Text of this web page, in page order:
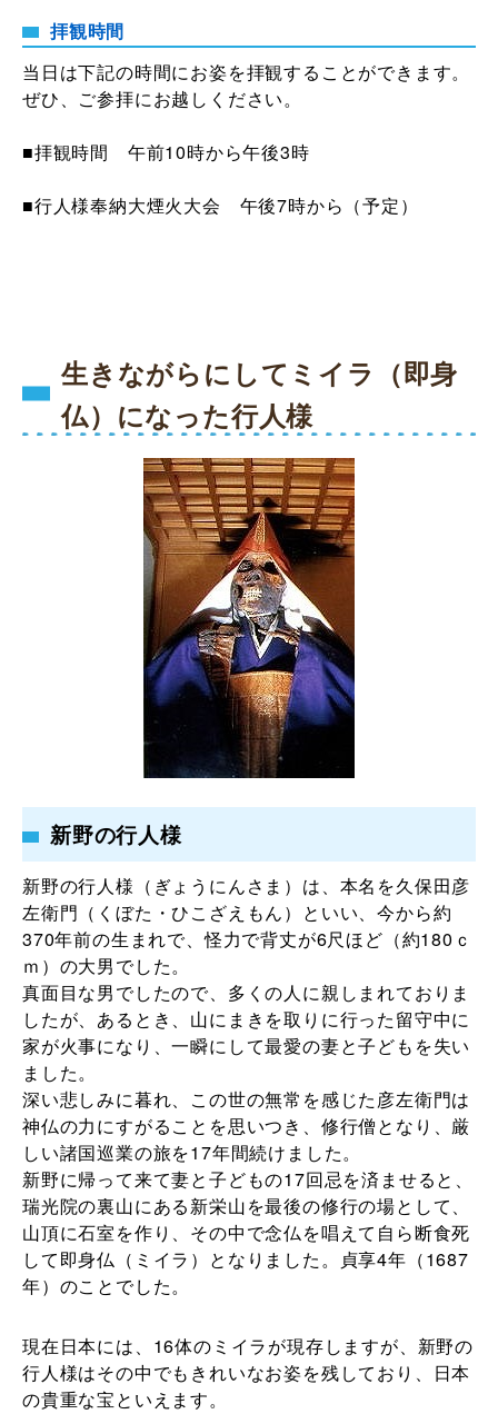
拝観時間
当日は下記の時間にお姿を拝観することができます。
ぜひ、ご参拝にお越しください。
■拝観時間 午前10時から午後3時
■行人様奉納大煙火大会 午後7時から（予定）
生きながらにしてミイラ（即身
仏）になった行人様
新野の行人様
新野の行人様（ぎょうにんさま）は、本名を久保田彦
左衛門（くぼた・ひこざえもん）といい、今から約
370年前の生まれで、怪力で背丈が6尺ほど（約180ｃ
ｍ）の大男でした。
真面目な男でしたので、多くの人に親しまれておりま
したが、あるとき、山にまきを取りに行った留守中に
家が火事になり、一瞬にして最愛の妻と子どもを失い
ました。
深い悲しみに暮れ、この世の無常を感じた彦左衛門は
神仏の力にすがることを思いつき、修行僧となり、厳
しい諸国巡業の旅を17年間続けました。
新野に帰って来て妻と子どもの17回忌を済ませると、
瑞光院の裏山にある新栄山を最後の修行の場として、
山頂に石室を作り、その中で念仏を唱えて自ら断食死
して即身仏（ミイラ）となりました。貞享4年（1687
年）のことでした。
現在日本には、16体のミイラが現存しますが、新野の
行人様はその中でもきれいなお姿を残しており、日本
の貴重な宝といえます。